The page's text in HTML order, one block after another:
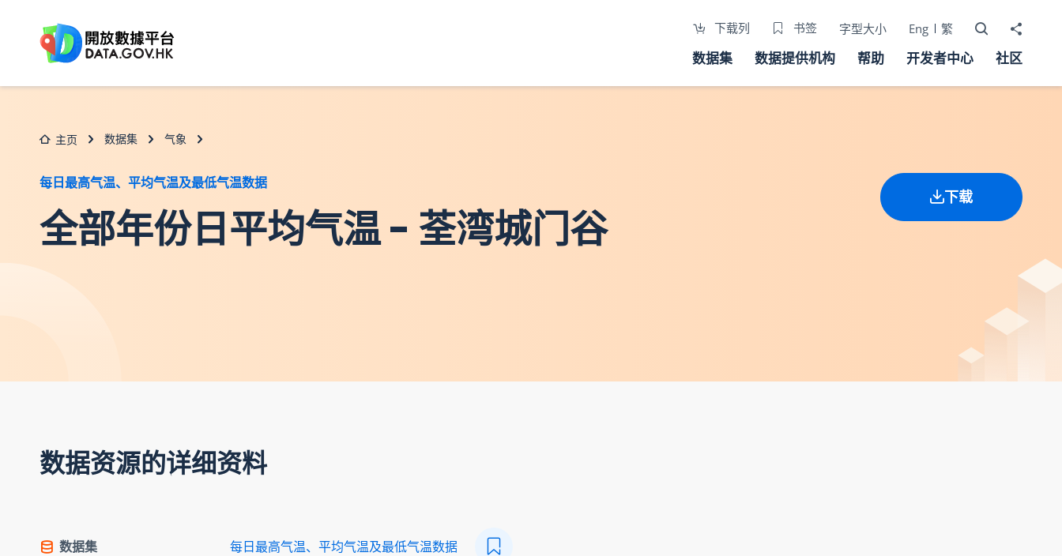
下载列 书签 字型大小 Eng 繁 打开搜寻器
分享至
数据集 数据提供机构 帮助 开发者中心 社区
主页 数据集 气象
每日最高气温、平均气温及最低气温数据
全部年份日平均气温 - 荃湾城门谷
下载
数据资源的详细资料
数据集 每日最高气温、平均气温及最低气温数据